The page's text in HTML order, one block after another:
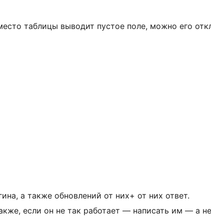
таблицы выводит пустое поле, можно его
а также обновлений от них+ от них ответ.
если он не так работает — написать им — а